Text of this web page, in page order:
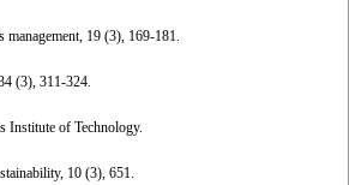
19 (3), 169-181.
(3), 311-324.
Institute of Technology.
10 (3), 651.